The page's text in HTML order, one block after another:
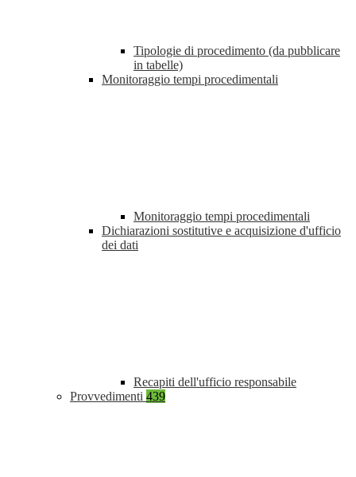
Tipologie di procedimento (da pubblicare
in tabelle)
Monitoraggio tempi procedimentali
Monitoraggio tempi procedimentali
Dichiarazioni sostitutive e acquisizione d'ufficio
dei dati
Recapiti dell'ufficio responsabile
Provvedimenti 439